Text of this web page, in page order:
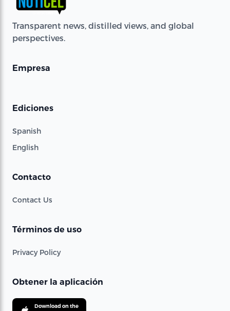
Transparent news, distilled views, and global
perspectives.
Empresa
Ediciones
Spanish
English
Contacto
Contact Us
Términos de uso
Privacy Policy
Obtener la aplicación
Download on the